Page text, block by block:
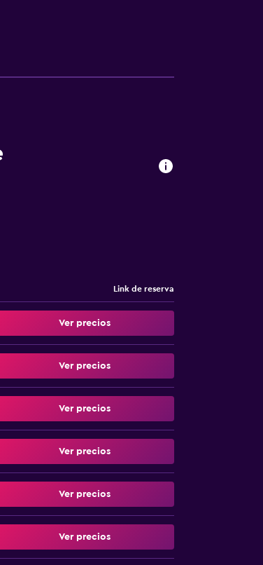
elegir el tipo de almohada.
zapatillas, artículos de higiene
Link de reserva
Ver precios
Ver precios
Ver precios
Ver precios
Ver precios
Ver precios